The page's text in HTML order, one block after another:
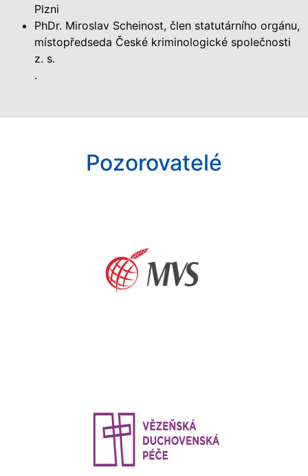
Plzni
PhDr. Miroslav Scheinost, člen statutárního orgánu,
místopředseda České kriminologické společnosti
z. s.
.
Pozorovatelé